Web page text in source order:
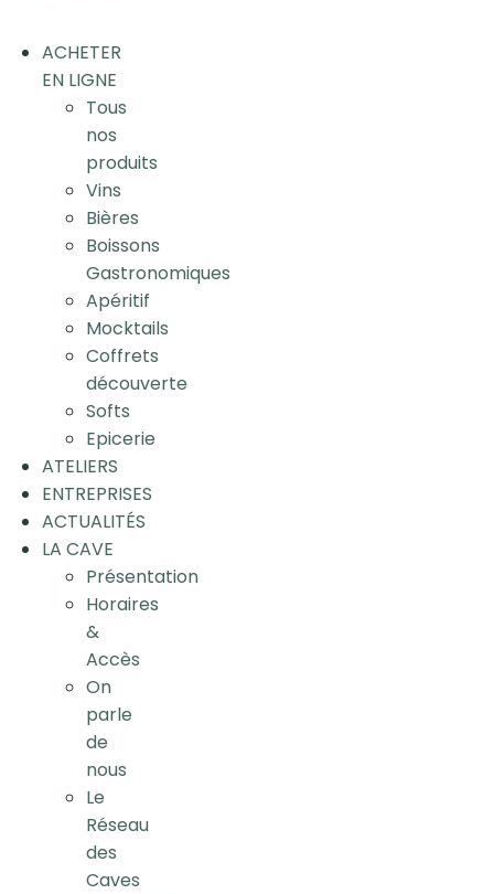
ACHETER
EN LIGNE
Tous
nos
produits
Vins
Bières
Boissons
Gastronomiques
Apéritif
Mocktails
Coffrets
découverte
Softs
Epicerie
ATELIERS
ENTREPRISES
ACTUALITÉS
LA CAVE
Présentation
Horaires
&
Accès
On
parle
de
nous
Le
Réseau
des
Caves